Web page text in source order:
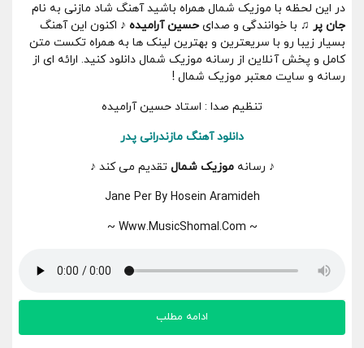
در این لحظه با موزیک شمال همراه باشید آهنگ شاد مازنی به نام
جان پر ♫ با خوانندگی و صدای حسین آرامیده ♪ اکنون این آهنگ
بسیار زیبا رو با سریعترین و بهترین لینک ها به همراه تکست متن
کامل و پخش آنلاین از رسانه موزیک شمال دانلود کنید. ارائه ای از
رسانه و سایت معتبر موزیک شمال !
تنظیم صدا : استاد حسین آرامیده
دانلودآهنگ مازندرانی پدر
♪ رسانهموزیک شمال تقدیم می کند ♪
Jane Per By Hosein Aramideh
~ Www.MusicShomal.Com ~
ادامه مطلب